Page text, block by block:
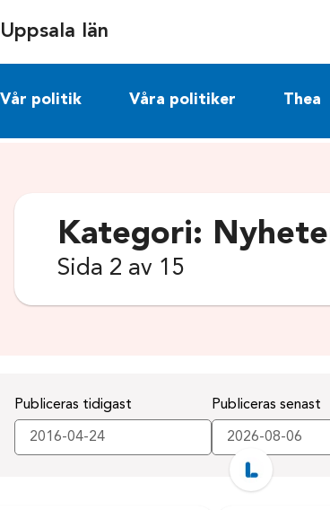
Uppsala län
Vår politik Våra politiker Thea
Kategori:
Sida 2 av 15
Publiceras tidigast Publiceras senast